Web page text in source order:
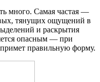
много. Самая частая —
тянущих ощущений в
и раскрытия
опасным — при
правильную форму.